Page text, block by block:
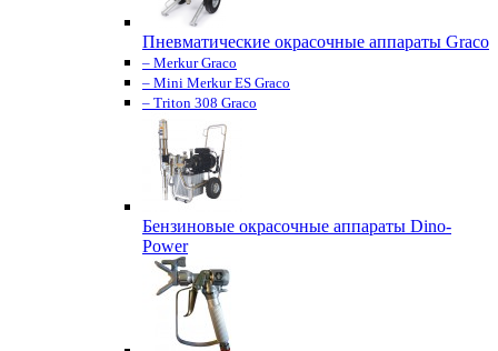
Пневматические окрасочные аппараты Graco
– Merkur Graco
– Mini Merkur ES Graco
– Triton 308 Graco
Бензиновые окрасочные аппараты Dino-
Power